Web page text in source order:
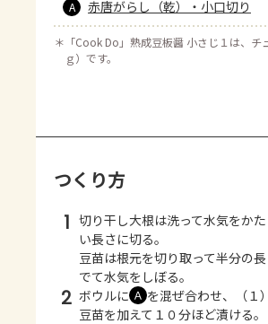
A 赤唐がらし（乾）・小口切り
＊ 「Cook Do」熟成豆板醤 小さじ１は、チ
ｇ）です。
つくり方
1 切り干し大根は洗って水気をか
い長さに切る。
豆苗は根元を切り取って半分の
でて水気をしぼる。
2 ボウルに Ａ を混ぜ合わせ、（１
豆苗を加えて１０分ほど漬ける。